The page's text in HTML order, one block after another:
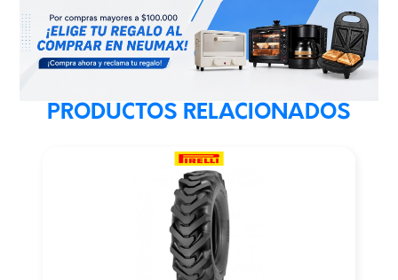
PRODUCTOS RELACIONADOS